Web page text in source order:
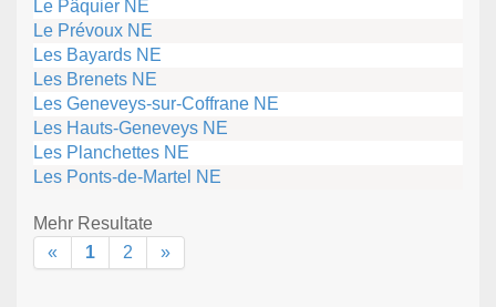
Le Pâquier NE
Le Prévoux NE
Les Bayards NE
Les Brenets NE
Les Geneveys-sur-Coffrane NE
Les Hauts-Geneveys NE
Les Planchettes NE
Les Ponts-de-Martel NE
Mehr Resultate
«
1 2 »